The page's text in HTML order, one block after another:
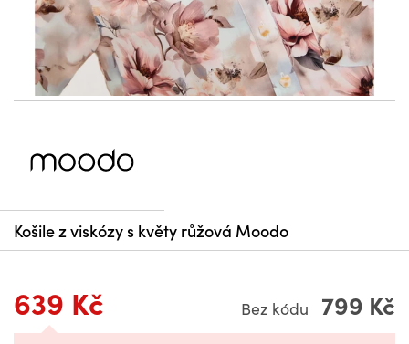
Košile z viskózy s květy růžová Moodo
639 Kč Bez kódu 799 Kč